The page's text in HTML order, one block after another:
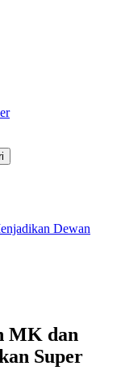
Dewan
MK dan
Super